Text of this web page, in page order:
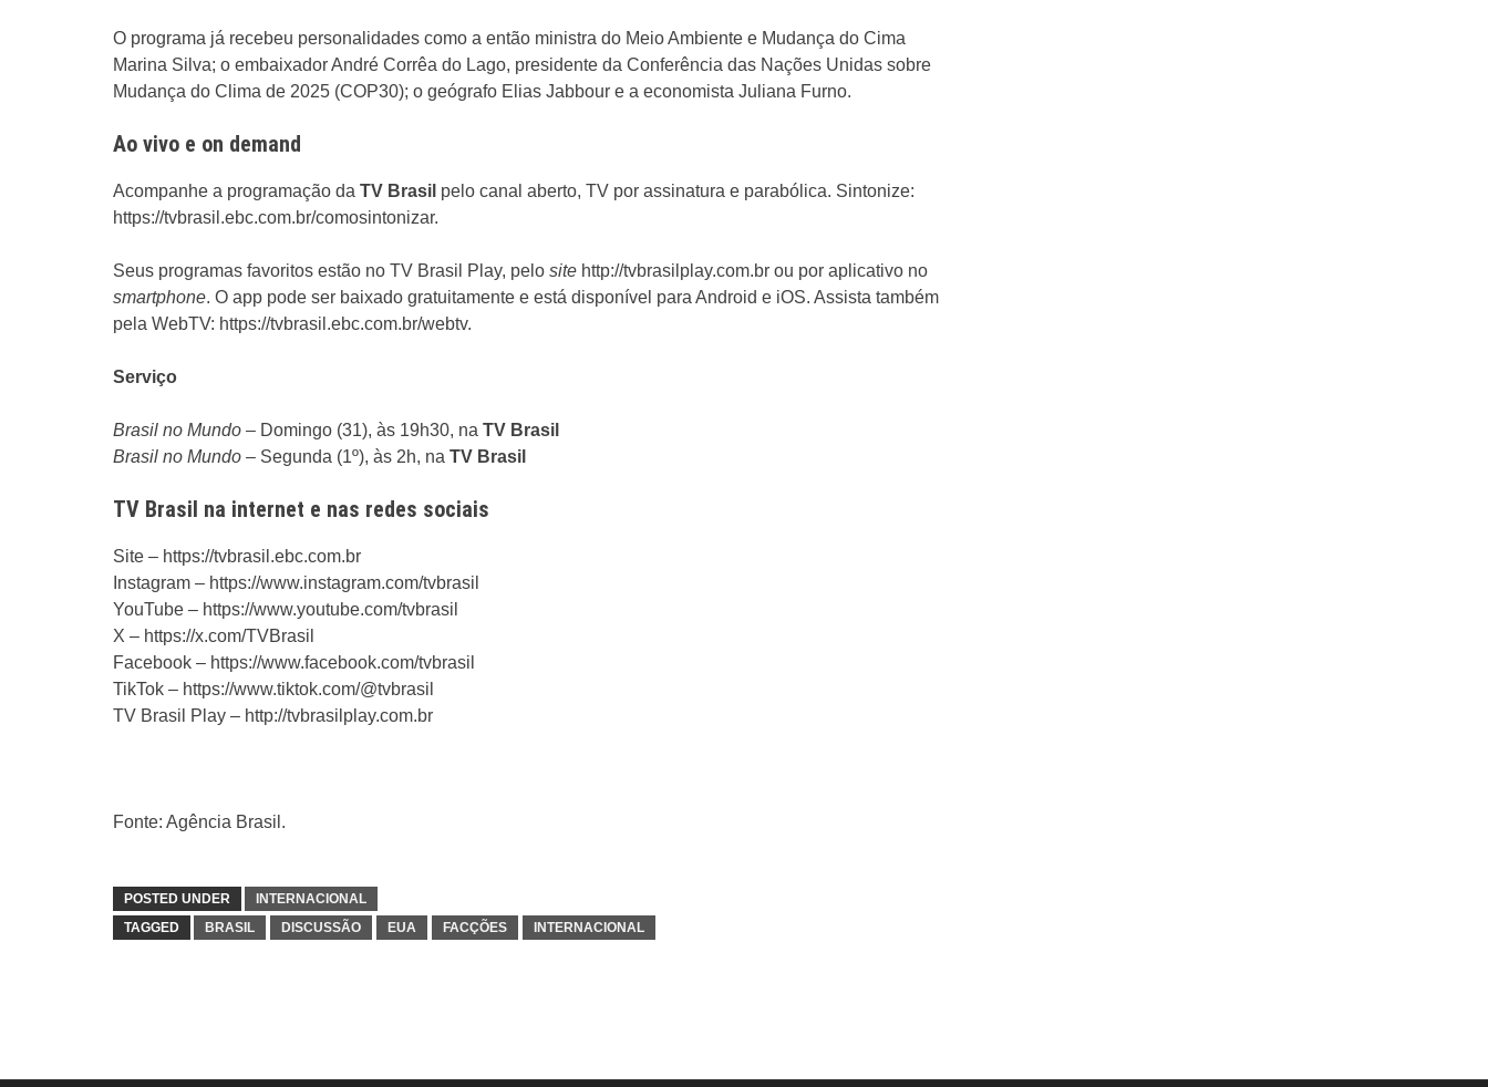
O programa já recebeu personalidades como a então ministra do Meio Ambiente e Mudança do Cima
Marina Silva; o embaixador André Corrêa do Lago, presidente da Conferência das Nações Unidas sobre
Mudança do Clima de 2025 (COP30); o geógrafo Elias Jabbour e a economista Juliana Furno.
Ao vivo e on demand
Acompanhe a programação da TV Brasil pelo canal aberto, TV por assinatura e parabólica. Sintonize:
https://tvbrasil.ebc.com.br/comosintonizar.
Seus programas favoritos estão no TV Brasil Play, pelo site http://tvbrasilplay.com.br ou por aplicativo no
smartphone. O app pode ser baixado gratuitamente e está disponível para Android e iOS. Assista também
pela WebTV: https://tvbrasil.ebc.com.br/webtv.
Serviço
Brasil no Mundo – Domingo (31), às 19h30, na TV Brasil
Brasil no Mundo – Segunda (1º), às 2h, na TV Brasil
TV Brasil na internet e nas redes sociais
Site – https://tvbrasil.ebc.com.br
Instagram – https://www.instagram.com/tvbrasil
YouTube – https://www.youtube.com/tvbrasil
X – https://x.com/TVBrasil
Facebook – https://www.facebook.com/tvbrasil
TikTok – https://www.tiktok.com/@tvbrasil
TV Brasil Play – http://tvbrasilplay.com.br
Fonte: Agência Brasil.
POSTED UNDER
INTERNACIONAL
TAGGED
BRASIL DISCUSSÃO EUA FACÇÕES INTERNACIONAL